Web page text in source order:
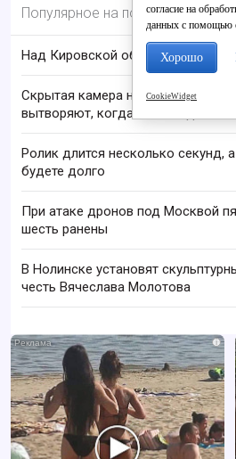
Популярное на портале
Над Кировской областью сбили
Скрытая камера на пляже Крыма:
вытворяют, когда их не видят...
Ролик длится несколько секунд,
будете долго
При атаке дронов под Москвой
шесть ранены
В Нолинске установят
честь Вячеслава Молотова
i
согласие на
данных с помощью
Хорошо
CookieWidget